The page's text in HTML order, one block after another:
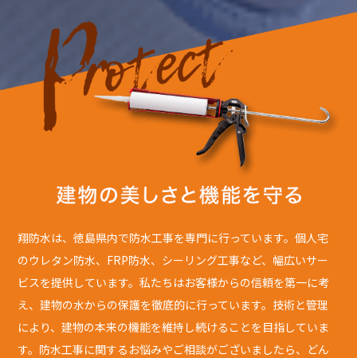
翔防水は、徳島県内で防水工事を専門に行っています。個人宅
のウレタン防水、FRP防水、シーリング工事など、幅広いサー
ビスを提供しています。私たちはお客様からの信頼を第一に考
え、建物の水からの保護を徹底的に行っています。技術と管理
により、建物の本来の機能を維持し続けることを目指していま
す。防水工事に関するお悩みやご相談がございましたら、どん